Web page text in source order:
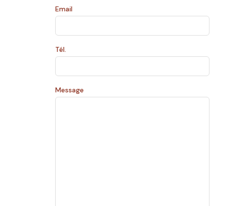
Email
Tél.
Message